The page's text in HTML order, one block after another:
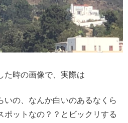
た時の画像で、実際は
いの、なんか白いのあるなくら
ポットなの？？とビックリする